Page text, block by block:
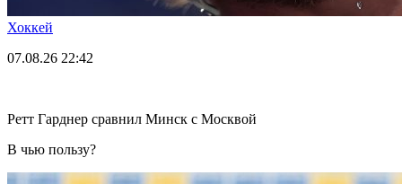
Хоккей
07.08.26 22:42
Ретт Гарднер сравнил Минск с Москвой
В чью пользу?